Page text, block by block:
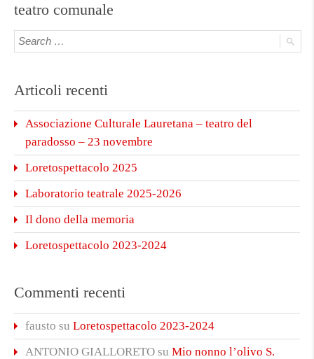
teatro comunale
Articoli recenti
Associazione Culturale Lauretana – teatro del
paradosso – 23 novembre
Loretospettacolo 2025
Laboratorio teatrale 2025-2026
Il dono della memoria
Loretospettacolo 2023-2024
Commenti recenti
fausto su Loretospettacolo 2023-2024
ANTONIO GIALLORETO su Mio nonno l’olivo S.